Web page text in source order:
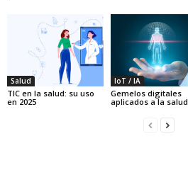
Salud
TIC en la salud: su uso
en 2025
IoT / IA
Gemelos digitales
aplicados a la salud